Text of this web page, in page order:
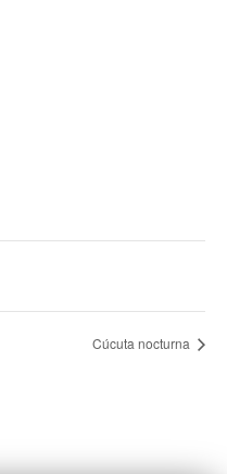
Cúcuta nocturna